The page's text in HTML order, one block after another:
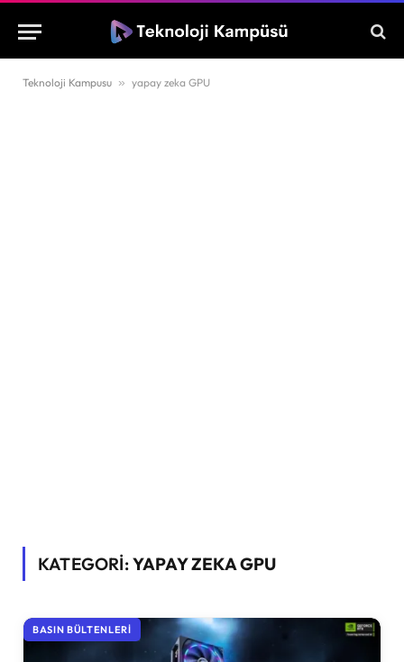
Teknoloji Kampusu » yapay zeka GPU
KATEGORİ:YAPAY ZEKA GPU
BASIN BÜLTENLERI